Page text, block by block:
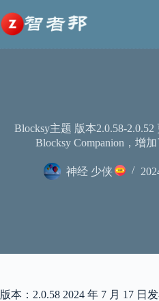
至
内
容
Blocksy主题 版本2.0.58-
Blocksy Companion，增
神经 少侠
版本：2.0.58 2024 年 7 月 17 日